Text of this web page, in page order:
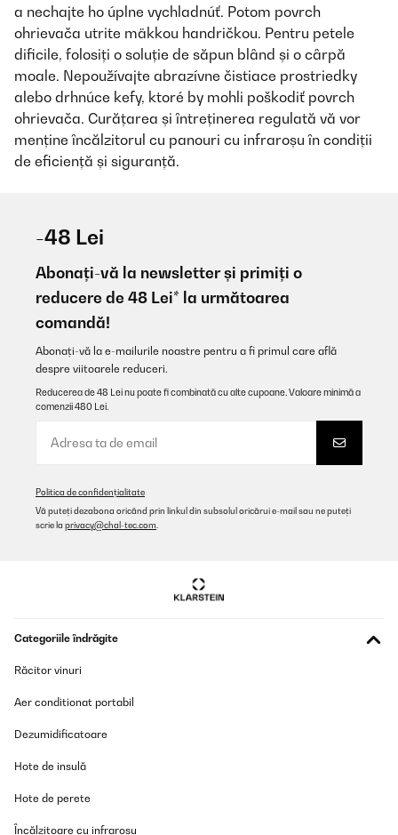
a nechajte ho úplne vychladnúť. Potom povrch
ohrievača utrite mäkkou handričkou. Pentru petele
dificile, folosiți o soluție de săpun blând și o cârpă
moale. Nepoužívajte abrazívne čistiace prostriedky
alebo drhnúce kefy, ktoré by mohli poškodiť povrch
ohrievača. Curățarea și întreținerea regulată vă vor
menține încălzitorul cu panouri cu infraroșu în condiții
de eficiență și siguranță.
-48 Lei
Abonați-vă la newsletter și primiți o
reducere de 48 Lei* la următoarea
comandă!
Abonați-vă la e-mailurile noastre pentru a fi primul care află
despre viitoarele reduceri.
Reducerea de 48 Lei nu poate fi combinată cu alte cupoane. Valoare minimă a
comenzii 480 Lei.
Politica de confidențialitate
Vă puteți dezabona oricând prin linkul din subsolul oricărui e-mail sau ne puteți
scrie la privacy@chal-tec.com
Categoriile îndrăgite
Răcitor vinuri
Aer conditionat portabil
Dezumidificatoare
Hote de insulă
Hote de perete
Încălzitoare cu infraroșu